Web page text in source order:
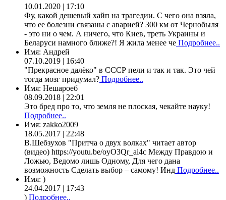
10.01.2020 | 17:10
Фу, какой дешевый хайп на трагедии. С чего она взяла,
что ее болезни связаны с аварией? 300 км от Чернобыля
- это ни о чем. А ничего, что Киев, треть Украины и
Беларуси намного ближе?! Я жила менее че Подробнее..
Имя: Андрей
07.10.2019 | 16:40
"Прекрасное далёко" в СССР пели и так и так. Это чей
тогда мозг придумал? Подробнее..
Имя: Нешароеб
08.09.2018 | 22:01
Это бред про то, что земля не плоская, чекайте науку!
Подробнее..
Имя: zakko2009
18.05.2017 | 22:48
В.Шебзухов "Притча о двух волках" читает автор
(видео) https://youtu.be/oyO3Qr_ai4c Между Правдою и
Ложью, Ведомо лишь Одному, Для чего дана
возможность Сделать выбор – самому! Инд Подробнее..
Имя: )
24.04.2017 | 17:43
) Подробнее..